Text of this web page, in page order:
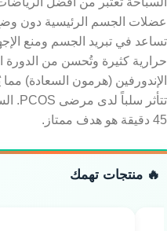
عضلات الجسم الرئيسية دون
تساعد في تبريد الجسم ومنع
حرارية كثيرة وتُحسن من الدورة
الإندورفين (هرمون السعادة)
45 دقيقة هو هدف ممتاز.
🔥 منتجات تهمك